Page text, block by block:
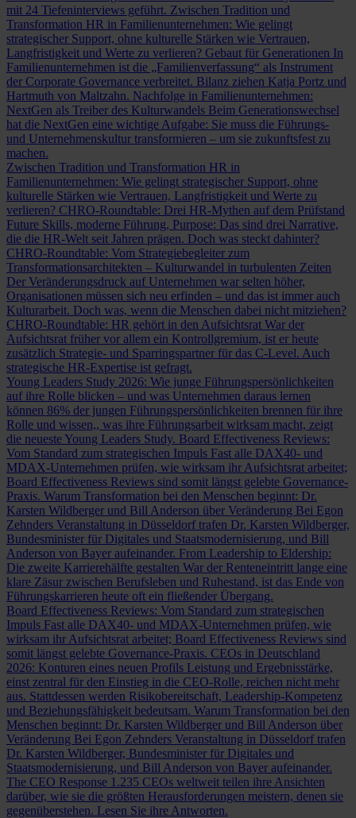
mit 24 Tiefeninterviews geführt. Zwischen Tradition und
Transformation HR in Familienunternehmen: Wie gelingt
strategischer Support, ohne kulturelle Stärken wie Vertrauen,
Langfristigkeit und Werte zu verlieren? Gebaut für Generationen In
Familienunternehmen ist die „Familienverfassung“ als Instrument
der Corporate Governance verbreitet. Bilanz ziehen Katja Portz und
Hartmuth von Maltzahn. Nachfolge in Familienunternehmen:
NextGen als Treiber des Kulturwandels Beim Generationswechsel
hat die NextGen eine wichtige Aufgabe: Sie muss die Führungs-
und Unternehmenskultur transformieren – um sie zukunftsfest zu
machen.
Zwischen Tradition und Transformation HR in
Familienunternehmen: Wie gelingt strategischer Support, ohne
kulturelle Stärken wie Vertrauen, Langfristigkeit und Werte zu
verlieren? CHRO-Roundtable: Drei HR-Mythen auf dem Prüfstand
Future Skills, moderne Führung, Purpose: Das sind drei Narrative,
die die HR-Welt seit Jahren prägen. Doch was steckt dahinter?
CHRO-Roundtable: Vom Strategiebegleiter zum
Transformationsarchitekten – Kulturwandel in turbulenten Zeiten
Der Veränderungsdruck auf Unternehmen war selten höher,
Organisationen müssen sich neu erfinden – und das ist immer auch
Kulturarbeit. Doch was, wenn die Menschen dabei nicht mitziehen?
CHRO-Roundtable: HR gehört in den Aufsichtsrat War der
Aufsichtsrat früher vor allem ein Kontrollgremium, ist er heute
zusätzlich Strategie- und Sparringspartner für das C-Level. Auch
strategische HR-Expertise ist gefragt.
Young Leaders Study 2026: Wie junge Führungspersönlichkeiten
auf ihre Rolle blicken – und was Unternehmen daraus lernen
können 86% der jungen Führungspersönlichkeiten brennen für ihre
Rolle und wissen,, was ihre Führungsarbeit wirksam macht, zeigt
die neueste Young Leaders Study. Board Effectiveness Reviews:
Vom Standard zum strategischen Impuls Fast alle DAX40- und
MDAX-Unternehmen prüfen, wie wirksam ihr Aufsichtsrat arbeitet;
Board Effectiveness Reviews sind somit längst gelebte Governance-
Praxis. Warum Transformation bei den Menschen beginnt: Dr.
Karsten Wildberger und Bill Anderson über Veränderung Bei Egon
Zehnders Veranstaltung in Düsseldorf trafen Dr. Karsten Wildberger,
Bundesminister für Digitales und Staatsmodernisierung, und Bill
Anderson von Bayer aufeinander. From Leadership to Eldership:
Die zweite Karrierehälfte gestalten War der Renteneintritt lange eine
klare Zäsur zwischen Berufsleben und Ruhestand, ist das Ende von
Führungskarrieren heute oft ein fließender Übergang.
Board Effectiveness Reviews: Vom Standard zum strategischen
Impuls Fast alle DAX40- und MDAX-Unternehmen prüfen, wie
wirksam ihr Aufsichtsrat arbeitet; Board Effectiveness Reviews sind
somit längst gelebte Governance-Praxis. CEOs in Deutschland
2026: Konturen eines neuen Profils Leistung und Ergebnisstärke,
einst zentral für den Einstieg in die CEO-Rolle, reichen nicht mehr
aus. Stattdessen werden Risikobereitschaft, Leadership-Kompetenz
und Beziehungsfähigkeit bedeutsam. Warum Transformation bei den
Menschen beginnt: Dr. Karsten Wildberger und Bill Anderson über
Veränderung Bei Egon Zehnders Veranstaltung in Düsseldorf trafen
Dr. Karsten Wildberger, Bundesminister für Digitales und
Staatsmodernisierung, und Bill Anderson von Bayer aufeinander.
The CEO Response 1.235 CEOs weltweit teilen ihre Ansichten
darüber, wie sie die größten Herausforderungen meistern, denen sie
gegenüberstehen. Lesen Sie ihre Antworten.